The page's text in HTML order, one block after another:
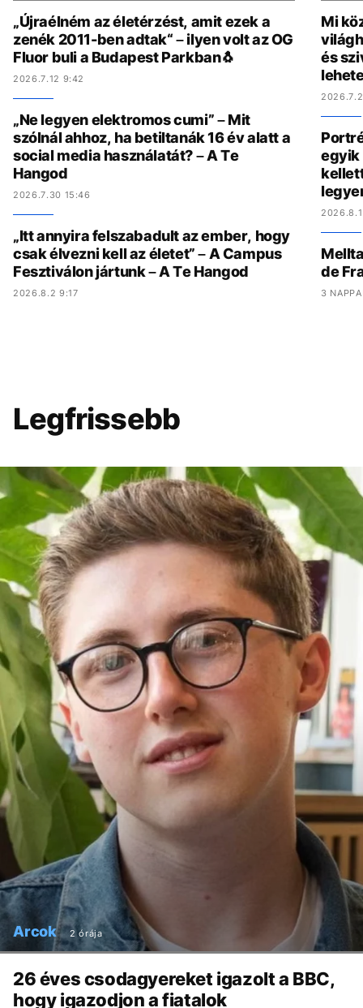
„Újraélném az életérzést, amit ezek a
zenék 2011-ben adtak“ – ilyen volt az OG
Fluor buli a Budapest Parkban🐧
2026.7.12 9:42
„Ne legyen elektromos cumi” – Mit
szólnál ahhoz, ha betiltanák 16 év alatt a
social media használatát? – A Te
Hangod
2026.7.30 15:46
„Itt annyira felszabadult az ember, hogy
csak élvezni kell az életet” – A Campus
Fesztiválon jártunk – A Te Hangod
2026.8.2 9:17
Mi
és
egyik
de
3
Legfrissebb
Arcok 2 órája
26 éves csodagyereket igazolt a BBC,
hogy igazodjon a fiatalok